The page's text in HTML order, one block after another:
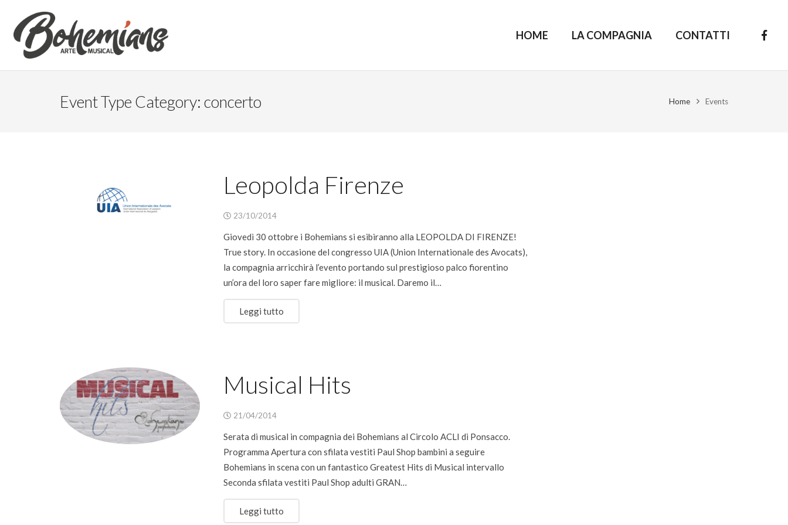
HOME LA COMPAGNIA CONTATTI
Event Type Category: concerto Home Events
Leopolda Firenze
23/10/2014
Giovedì 30 ottobre i Bohemians si esibiranno alla LEOPOLDA DI FIRENZE!
True story. In occasione del congresso UIA (Union Internationale des Avocats),
la compagnia arricchirà l’evento portando sul prestigioso palco fiorentino
un’ora del loro saper fare migliore: il musical. Daremo il…
Leggi tutto
Musical Hits
21/04/2014
Serata di musical in compagnia dei Bohemians al Circolo ACLI di Ponsacco.
Programma Apertura con sfilata vestiti Paul Shop bambini a seguire
Bohemians in scena con un fantastico Greatest Hits di Musical intervallo
Seconda sfilata vestiti Paul Shop adulti GRAN…
Leggi tutto